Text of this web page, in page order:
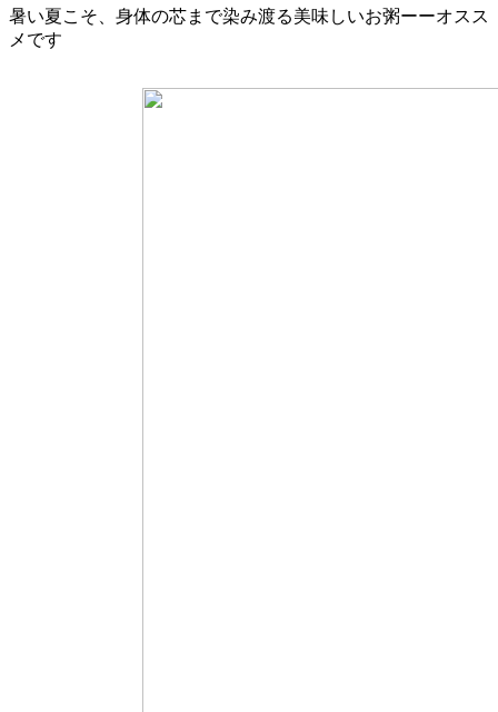
暑い夏こそ、身体の芯まで染み渡る美味しいお粥ーーオスス
メです